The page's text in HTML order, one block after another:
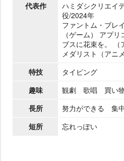
代表作
ハミダシクリエイ
役/2024年
ファントム・ブレ
（ゲーム） アプ
ブスに花束を。 （
メダリスト（アニ
特技
タイピング
趣味
観劇 歌唱 買い
長所
努力ができる 集
短所
忘れっぽい